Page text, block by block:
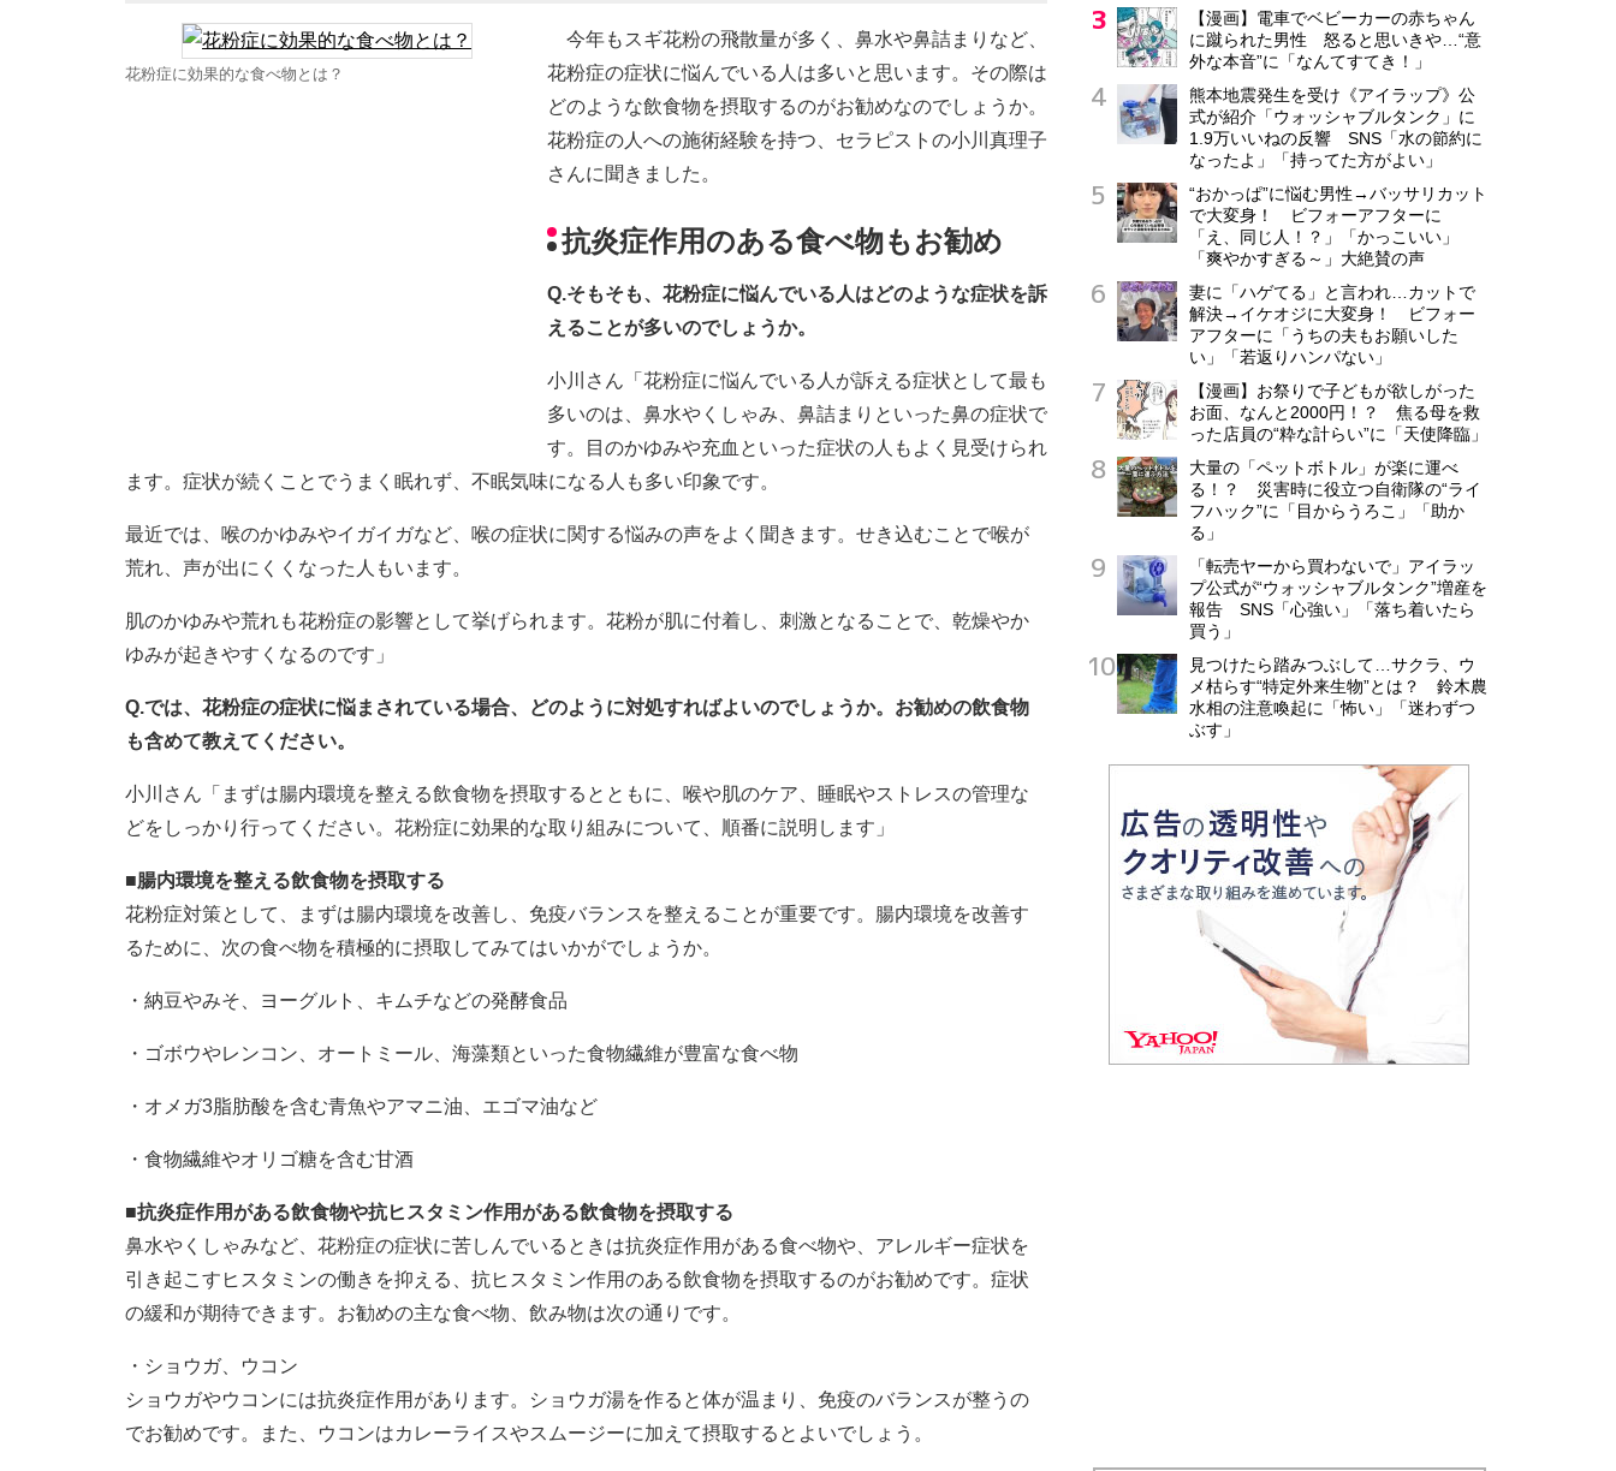
花粉症に効果的な食べ物とは？
今年もスギ花粉の飛散量が多く、鼻水や鼻詰まりなど、
花粉症の症状に悩んでいる人は多いと思います。その際は
どのような飲食物を摂取するのがお勧めなのでしょうか。
花粉症の人への施術経験を持つ、セラピストの小川真理子
さんに聞きました。
抗炎症作用のある食べ物もお勧め
Q.そもそも、花粉症に悩んでいる人はどのような症状を訴
えることが多いのでしょうか。
小川さん「花粉症に悩んでいる人が訴える症状として最も
多いのは、鼻水やくしゃみ、鼻詰まりといった鼻の症状で
す。目のかゆみや充血といった症状の人もよく見受けられ
ます。症状が続くことでうまく眠れず、不眠気味になる人も多い印象です。
最近では、喉のかゆみやイガイガなど、喉の症状に関する悩みの声をよく聞きます。せき込むことで喉が
荒れ、声が出にくくなった人もいます。
肌のかゆみや荒れも花粉症の影響として挙げられます。花粉が肌に付着し、刺激となることで、乾燥やか
ゆみが起きやすくなるのです」
Q.では、花粉症の症状に悩まされている場合、どのように対処すればよいのでしょうか。お勧めの飲食物
も含めて教えてください。
小川さん「まずは腸内環境を整える飲食物を摂取するとともに、喉や肌のケア、睡眠やストレスの管理な
どをしっかり行ってください。花粉症に効果的な取り組みについて、順番に説明します」
■腸内環境を整える飲食物を摂取する
花粉症対策として、まずは腸内環境を改善し、免疫バランスを整えることが重要です。腸内環境を改善す
るために、次の食べ物を積極的に摂取してみてはいかがでしょうか。
・納豆やみそ、ヨーグルト、キムチなどの発酵食品
・ゴボウやレンコン、オートミール、海藻類といった食物繊維が豊富な食べ物
・オメガ3脂肪酸を含む青魚やアマニ油、エゴマ油など
・食物繊維やオリゴ糖を含む甘酒
■抗炎症作用がある飲食物や抗ヒスタミン作用がある飲食物を摂取する
鼻水やくしゃみなど、花粉症の症状に苦しんでいるときは抗炎症作用がある食べ物や、アレルギー症状を
引き起こすヒスタミンの働きを抑える、抗ヒスタミン作用のある飲食物を摂取するのがお勧めです。症状
の緩和が期待できます。お勧めの主な食べ物、飲み物は次の通りです。
・ショウガ、ウコン
ショウガやウコンには抗炎症作用があります。ショウガ湯を作ると体が温まり、免疫のバランスが整うの
でお勧めです。また、ウコンはカレーライスやスムージーに加えて摂取するとよいでしょう。
【漫画】電車でベビーカーの赤ちゃん
に蹴られた男性 怒ると思いきや…“意
外な本音”に「なんてすてき！」
熊本地震発生を受け《アイラップ》公
式が紹介「ウォッシャブルタンク」に
1.9万いいねの反響 SNS「水の節約に
なったよ」「持ってた方がよい」
“おかっぱ”に悩む男性→バッサリカット
で大変身！ ビフォーアフターに
「え、同じ人！？」「かっこいい」
「爽やかすぎる～」大絶賛の声
妻に「ハゲてる」と言われ…カットで
解決→イケオジに大変身！ ビフォー
アフターに「うちの夫もお願いした
い」「若返りハンパない」
【漫画】お祭りで子どもが欲しがった
お面、なんと2000円！？ 焦る母を救
った店員の“粋な計らい”に「天使降臨」
大量の「ペットボトル」が楽に運べ
る！？ 災害時に役立つ自衛隊の“ライ
フハック”に「目からうろこ」「助か
る」
「転売ヤーから買わないで」アイラッ
プ公式が“ウォッシャブルタンク”増産を
報告 SNS「心強い」「落ち着いたら
買う」
見つけたら踏みつぶして…サクラ、ウ
メ枯らす“特定外来生物”とは？ 鈴木農
水相の注意喚起に「怖い」「迷わずつ
ぶす」